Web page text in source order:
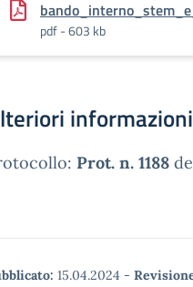
pdf - 603 kb
informazioni
Prot. n. 1188
15.04.2024 -